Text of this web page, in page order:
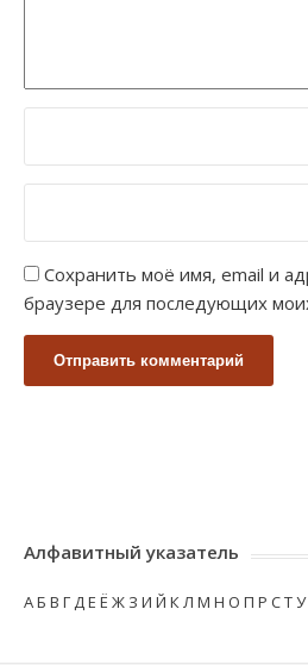
Сохранить моё имя, email и
браузере для последующих
Алфавитный указатель
АБ В ГДЕ Ё Ж З И Й КЛ М Н О П Р СТУ